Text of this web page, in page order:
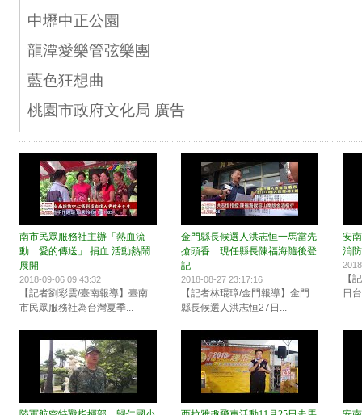
中壢中正公園
龍潭愛樂管弦樂團
藍色狂想曲
桃園市政府文化局 廣告
南市民眾服務社主辦「熱血流
動 愛的傳送」 捐血 活動熱鬧
展開
2018-09-06 09:43:32
【記者劉彩雲/臺南報導】臺南
市民眾服務社為台灣夏季...
金門縣長候選人洪志恒一馬當先
搶頭香 現任縣長陳福海隨後登
記
2018-08-27 23:17:16
【記者林琨璋/金門報導】金門
縣長候選人洪志恒27日...
安
消
【
日